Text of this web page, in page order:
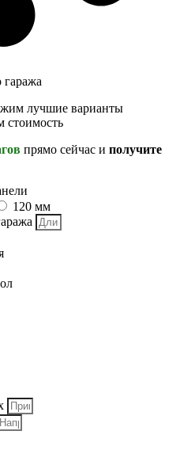
гаража
лучшие варианты
стоимость
прямо сейчас и получите
120 мм